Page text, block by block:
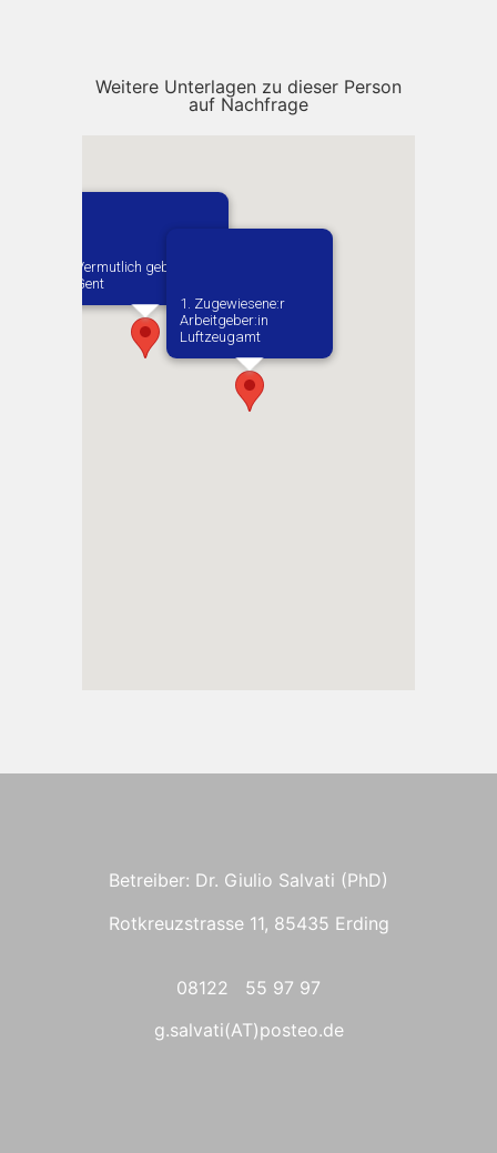
Weitere Unterlagen zu dieser Person
auf Nachfrage
Vermutlich geboren in
Gent
1. Zugewiesene:r
Arbeitgeber:in​
Luftzeugamt
Betreiber: Dr. Giulio Salvati (PhD)
Rotkreuzstrasse 11, 85435 Erding
08122 55 97 97
g.salvati(AT)posteo.de